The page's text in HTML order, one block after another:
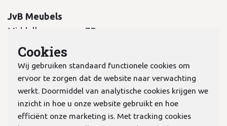
JvB Meubels
Middelkampseweg 7B
5311 PC Gameren
KvK:70978298
Cookies
Wij gebruiken standaard functionele cookies om
ervoor te zorgen dat de website naar verwachting
werkt. Doormiddel van analytische cookies krijgen we
inzicht in hoe u onze website gebruikt en hoe
efficiënt onze marketing is. Met tracking cookies